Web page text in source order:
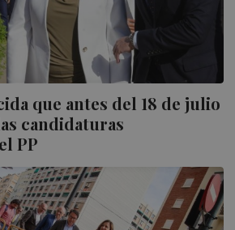
que antes del 18 de julio
candidaturas
PP